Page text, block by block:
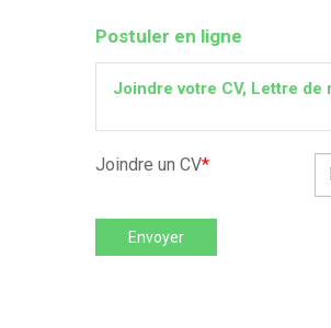
Postuler en ligne
Joindre votre CV, Lettre
Joindre un CV*
Envoyer